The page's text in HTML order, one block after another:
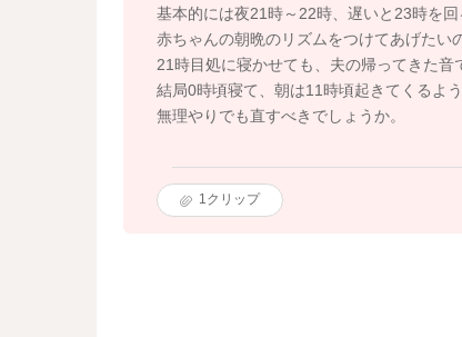
基本的には夜21時～22時、遅いと23時を回
赤ちゃんの朝晩のリズムをつけてあげたい
21時目処に寝かせても、夫の帰ってきた音
結局0時頃寝て、朝は11時頃起きてくるよ
無理やりでも直すべきでしょうか。
1クリップ